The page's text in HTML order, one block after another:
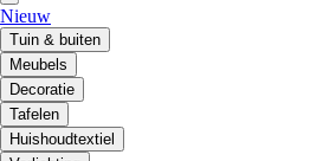
Nieuw
Tuin & buiten
Meubels
Decoratie
Tafelen
Huishoudtextiel